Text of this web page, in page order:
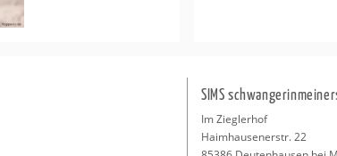
SIMS
Im Zieglerhof
Haimhausenerstr. 22